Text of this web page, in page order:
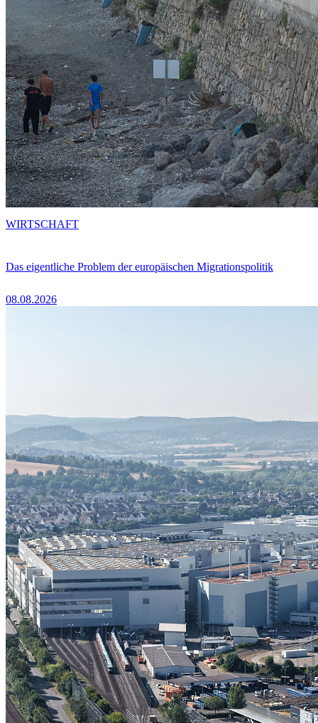
Das eigentliche Problem der europäischen Migrationspolitik
08.08.2026
WIRTSCHAFT